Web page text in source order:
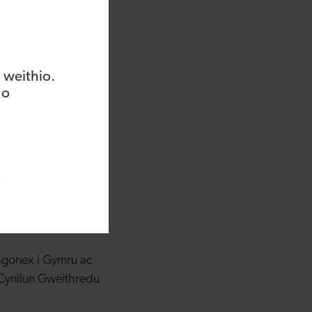
weithio.
technoleg y
Toby ers cryn
yn gweithio
i Gymru ac
Gweithredu